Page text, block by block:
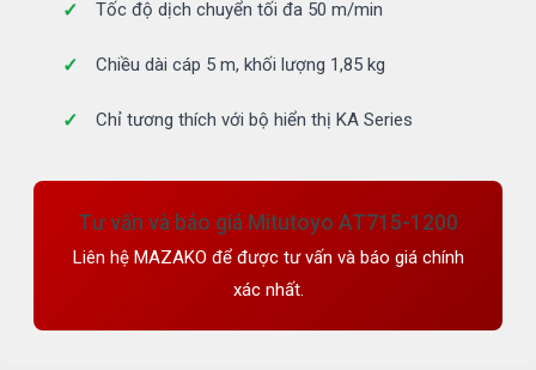
Tốc độ dịch chuyển tối đa 50 m/min
Chiều dài cáp 5 m, khối lượng 1,85 kg
Chỉ tương thích với bộ hiển thị KA Series
Tư vấn và báo giá Mitutoyo AT715-1200
Liên hệ MAZAKO để được tư vấn và báo giá chính
xác nhất.